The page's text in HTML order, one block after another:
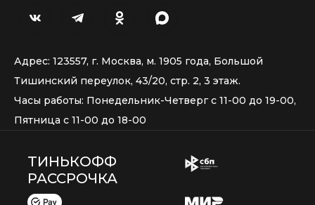
Адрес: 123557, г. Москва, м. 1905 года, Большой
Тишинский переулок, 43/20, стр. 2, 3 этаж.
Часы работы: Понедельник-Четверг с 11-00 до 19-00,
Пятница с 11-00 до 18-00
ТИНЬКОФФ
РАССРОЧКА